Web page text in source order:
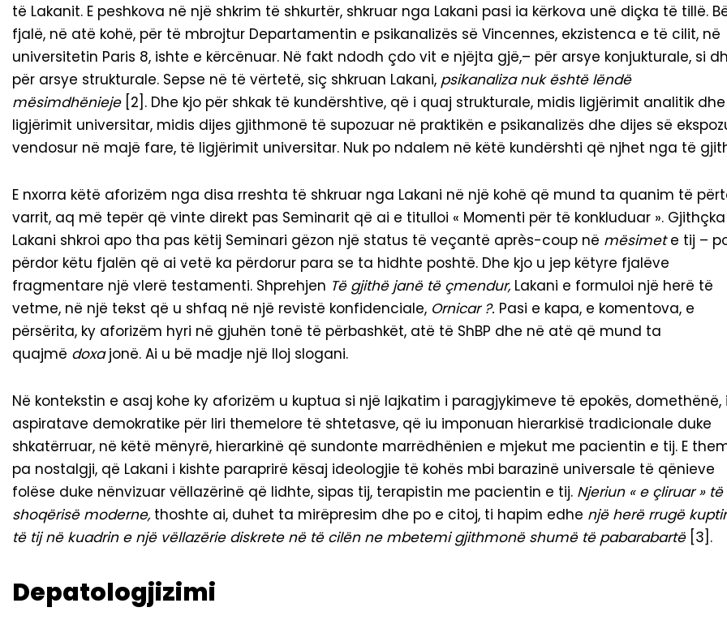
të Lakanit. E peshkova në një shkrim të shkurtër, shkruar nga Lakani pasi ia kërkova unë diçka të tillë.
fjalë, në atë kohë, për të mbrojtur Departamentin e psikanalizës së Vincennes, ekzistenca e të cilit, në
universitetin Paris 8, ishte e kërcënuar. Në fakt ndodh çdo vit e njëjta gjë,– për arsye konjukturale, si
për arsye strukturale. Sepse në të vërtetë, siç shkruan Lakani, psikanaliza nuk është lëndë
mësimdhënieje[2]. Dhe kjo për shkak të kundërshtive, që i quaj strukturale, midis ligjërimit analitik dhe
ligjërimit universitar, midis dijes gjithmonë të supozuar në praktikën e psikanalizës dhe dijes së
vendosur në majë fare, të ligjërimit universitar. Nuk po ndalem në këtë kundërshti që njhet nga të
E nxorra këtë aforizëm nga disa rreshta të shkruar nga Lakani në një kohë që mund ta quanim të
varrit, aq më tepër që vinte direkt pas Seminarit që ai e titulloi « Momenti për të konkluduar ».
Lakani shkroi apo tha pas këtij Seminari gëzon një status të veçantë après-coup në mësimete tij –
përdor këtu fjalën që ai vetë ka përdorur para se ta hidhte poshtë. Dhe kjo u jep këtyre fjalëve
fragmentare një vlerë testamenti. Shprehjen Të gjithë janë të çmendur, Lakani e formuloi një herë të
vetme, në një tekst që u shfaq në një revistë konfidenciale, Ornicar ?. Pasi e kapa, e komentova, e
përsërita, ky aforizëm hyri në gjuhën tonë të përbashkët, atë të ShBP dhe në atë që mund ta
quajmë doxajonë. Ai u bë madje një lloj slogani.
Në kontekstin e asaj kohe ky aforizëm u kuptua si një lajkatim i paragjykimeve të epokës, domethënë, i
aspiratave demokratike për liri themelore të shtetasve, që iu imponuan hierarkisë tradicionale duke
shkatërruar, në këtë mënyrë, hierarkinë që sundonte marrëdhënien e mjekut me pacientin e tij. E
pa nostalgji, që Lakani i kishte paraprirë kësaj ideologjie të kohës mbi barazinë universale të qënieve
folëse duke nënvizuar vëllazërinë që lidhte, sipas tij, terapistin me pacientin e tij. Njeriun « e çliruar » të
shoqërisë moderne, thoshte ai, duhet ta mirëpresim dhe po e citoj, ti hapim edhe një herë rrugë
të tij në kuadrin e një vëllazërie diskrete në të cilën ne mbetemi gjithmonë shumë të pabarabartë [3].
Depatologjizimi